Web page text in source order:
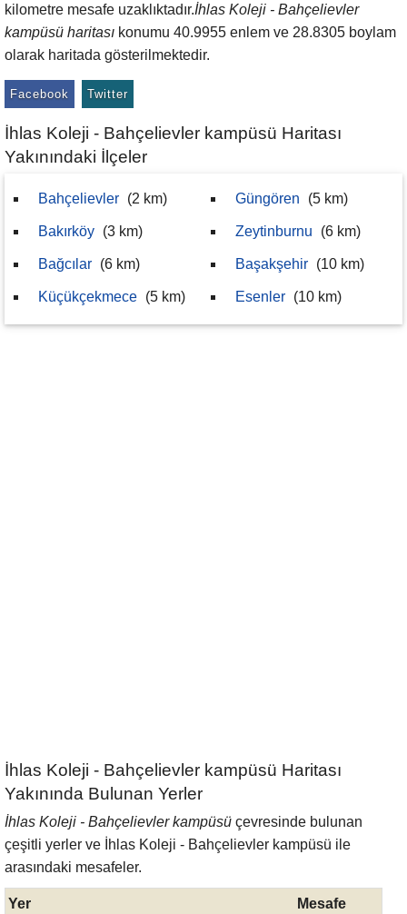
kilometre mesafe uzaklıktadır.İhlas Koleji - Bahçelievler
kampüsü haritası konumu 40.9955 enlem ve 28.8305 boylam
olarak haritada gösterilmektedir.
Facebook Twitter
İhlas Koleji - Bahçelievler kampüsü Haritası
Yakınındaki İlçeler
Bahçelievler (2 km)
Bakırköy (3 km)
Bağcılar (6 km)
Küçükçekmece (5 km)
Güngören (5 km)
Zeytinburnu (6 km)
Başakşehir (10 km)
Esenler (10 km)
İhlas Koleji - Bahçelievler kampüsü Haritası
Yakınında Bulunan Yerler
İhlas Koleji - Bahçelievler kampüsü çevresinde bulunan
çeşitli yerler ve İhlas Koleji - Bahçelievler kampüsü ile
arasındaki mesafeler.
Yer
Mesafe